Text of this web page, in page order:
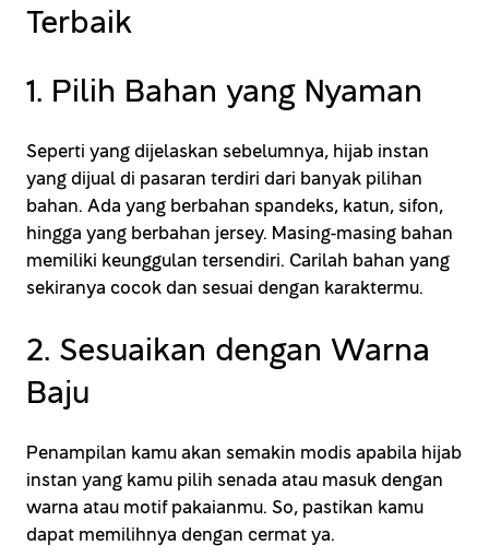
Terbaik
1. Pilih Bahan yang Nyaman
Seperti yang dijelaskan sebelumnya, hijab instan
yang dijual di pasaran terdiri dari banyak pilihan
bahan. Ada yang berbahan spandeks, katun, sifon,
hingga yang berbahan jersey. Masing-masing bahan
memiliki keunggulan tersendiri. Carilah bahan yang
sekiranya cocok dan sesuai dengan karaktermu.
2. Sesuaikan dengan Warna
Baju
Penampilan kamu akan semakin modis apabila hijab
instan yang kamu pilih senada atau masuk dengan
warna atau motif pakaianmu. So, pastikan kamu
dapat memilihnya dengan cermat ya.